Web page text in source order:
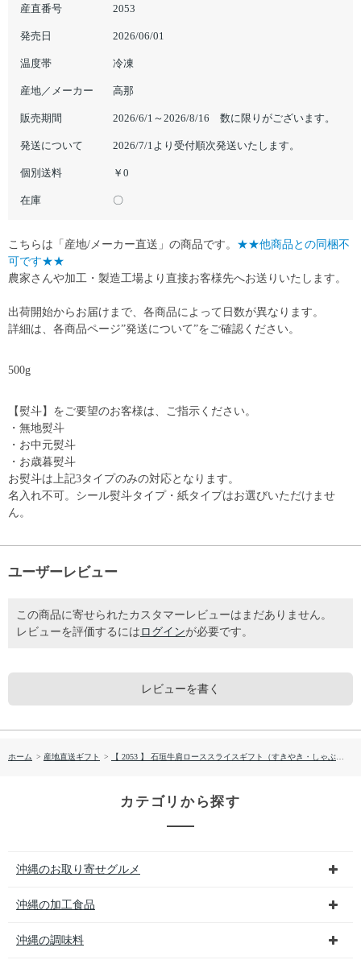
産直番号 2053
発売日 2026/06/01
温度帯 冷凍
産地／メーカー 高那
販売期間 2026/6/1～2026/8/16 数に限りがございます。
発送について 2026/7/1より受付順次発送いたします。
個別送料 ￥0
在庫 〇
500g
【熨斗】をご要望のお客様は、ご指示ください。
・無地熨斗
・お中元熨斗
・お歳暮熨斗
お熨斗は上記3タイプのみの対応となります。
名入れ不可。シール熨斗タイプ・紙タイプはお選びいただけませ
ん。
こちらは「産地/メーカー直送」の商品です。 ★★他商品との同梱不
可です★★
農家さんや加工・製造工場より直接お客様先へお送りいたします。
出荷開始からお届けまで、各商品によって日数が異なります。
詳細は、各商品ページ”発送について”をご確認ください。
ユーザーレビュー
この商品に寄せられたカスタマーレビューはまだありません。
レビューを評価するには ログインが必要です。
レビューを書く
ホーム > 産地直送ギフト > 【 2053 】 石垣牛肩ローススライスギフト（すきやき・しゃぶしゃぶ用） (お届け先が 全国一律 ) 産地直送 【 高那 】
カテゴリから探す
沖縄のお取り寄せグルメ
沖縄の加工食品
沖縄の調味料